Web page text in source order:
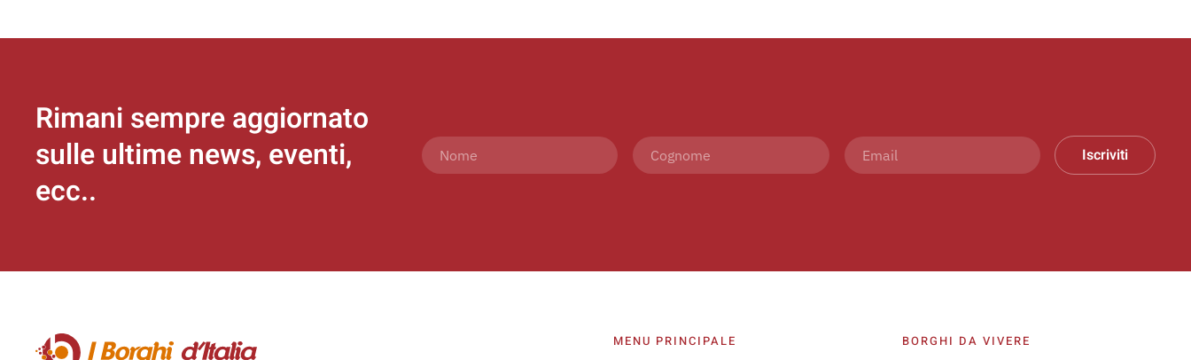
Rimani sempre aggiornato
sulle ultime news, eventi,
ecc..
Iscriviti
MENU PRINCIPALE BORGHI DA VIVERE